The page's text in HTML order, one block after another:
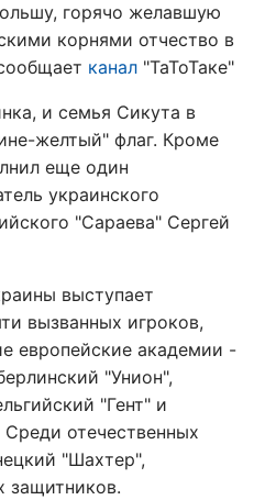
горячо желавшую
корнями отчество в
канал "ТаТоТаке"
и семья Сикута в
желтый" флаг. Кроме
еще один
украинского
"Сараева" Сергей
выступает
вызванных игроков,
европейские академии -
"Унион",
"Гент" и
отечественных
"Шахтер",
защитников.